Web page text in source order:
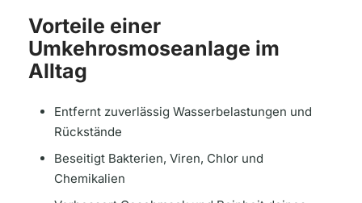
Vorteile einer
Umkehrosmoseanlage im
Alltag
Entfernt zuverlässig Wasserbelastungen und
Rückstände
Beseitigt Bakterien, Viren, Chlor und
Chemikalien